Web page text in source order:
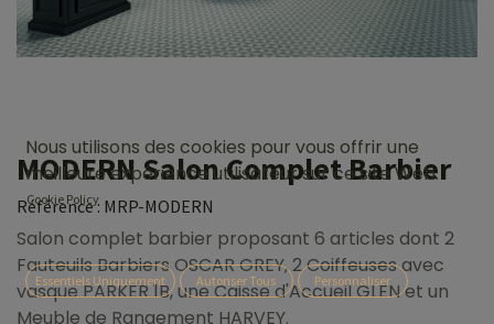
MODERN Salon Complet Barbier
Référence : MRP-MODERN
Salon complet barbier proposant 6 articles dont 2
Fauteuils Barbiers OSCAR GREY, 2 Coiffeuses avec
vasque PARKER 1B, une Caisse d'Accueil GLEN et un
Meuble de Rangement HARVEY.
Nous utilisons des cookies pour vous offrir une
meilleure expérience utilisateur sur ce site Web.
Cookie Policy
Essentiels Uniquement Autoriser Tous Personnaliser